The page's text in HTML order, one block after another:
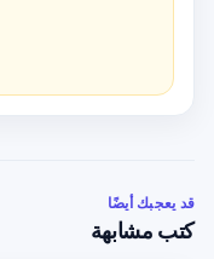
قد يعجبك أيضًا
كتب مشابهة